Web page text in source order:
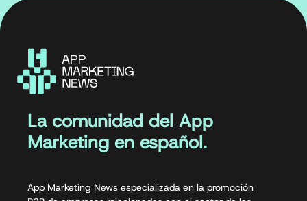
La comunidad del App
Marketing en español.
App Marketing News especializada en la promoción